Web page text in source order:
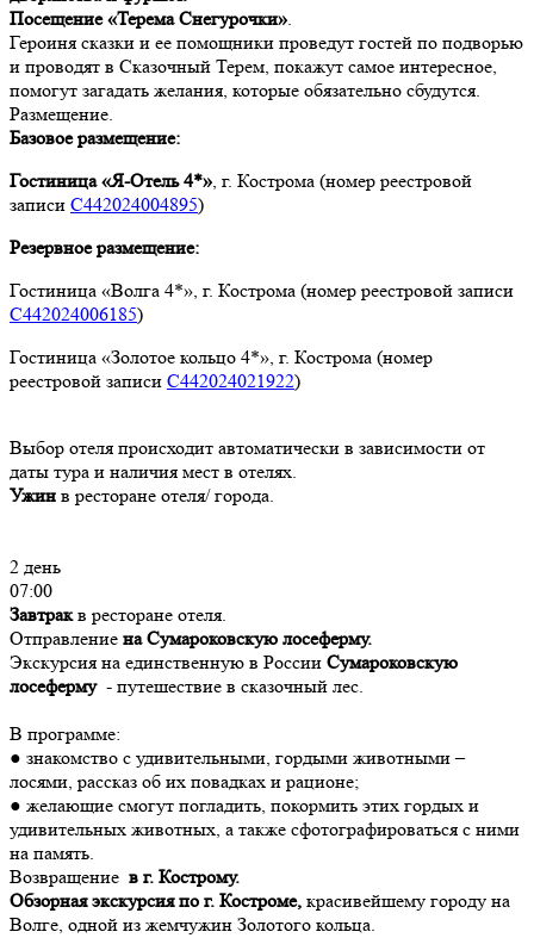
Посещение «Терема Снегурочки».
Героиня сказки и ее помощники проведут гостей по подворью
и проводят в Сказочный Терем, покажут самое интересное,
помогут загадать желания, которые обязательно сбудутся.
Размещение.
Базовое размещение:
Гостиница «Я-Отель 4*», г. Кострома (номер реестровой
записи С442024004895)
Резервное размещение:
Гостиница «Волга 4*», г. Кострома (номер реестровой записи
С442024006185)
Гостиница «Золотое кольцо 4*», г. Кострома (номер
реестровой записи С442024021922)
Выбор отеля происходит автоматически в зависимости от
даты тура и наличия мест в отелях.
Ужин в ресторане отеля/ города.
2 день
07:00
Завтракв ресторане отеля.
Отправление на Сумароковскую лосеферму.
Экскурсия на единственную в России Сумароковскую
лосеферму- путешествие в сказочный лес.
В программе:
● знакомство с удивительными, гордыми животными –
лосями, рассказ об их повадках и рационе;
● желающие смогут погладить, покормить этих гордых и
удивительных животных, а также сфотографироваться с ними
на память.
Возвращение в г. Кострому.
Обзорная экскурсия по г. Костроме, красивейшему городу на
Волге, одной из жемчужин Золотого кольца.